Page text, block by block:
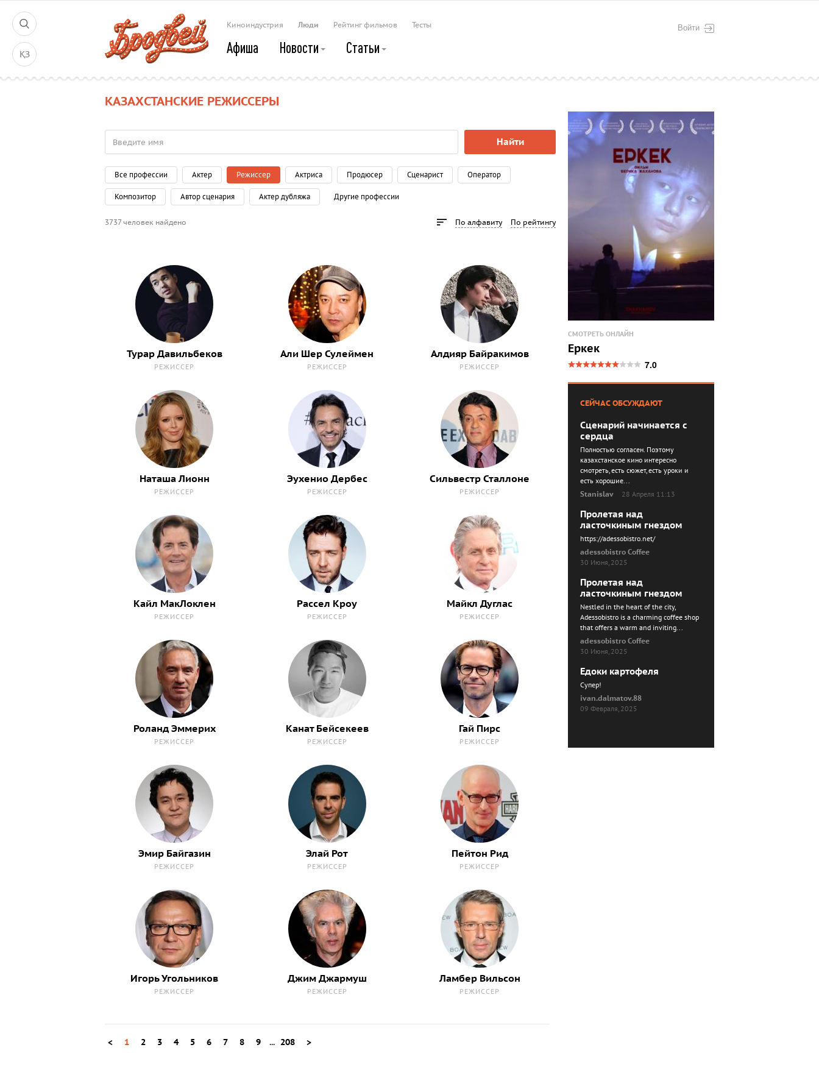
ҚЗ
Войти
Киноиндустрия Люди Рейтинг фильмов Тесты
Афиша Новости Статьи
КАЗАХСТАНСКИЕ РЕЖИССЕРЫ
Найти
Все профессии Актер Режиссер Актриса Продюсер Сценарист Оператор
Композитор Автор сценария Актер дубляжа Другие профессии
3737 человек найдено По алфавиту По рейтингу
Турар Давильбеков
РЕЖИССЕР
Али Шер Сулеймен
РЕЖИССЕР
Алдияр Байракимов
РЕЖИССЕР
Наташа Лионн
РЕЖИССЕР
Эухенио Дербес
РЕЖИССЕР
Сильвестр Сталлоне
РЕЖИССЕР
Кайл МакЛоклен
РЕЖИССЕР
Рассел Кроу
РЕЖИССЕР
Майкл Дуглас
РЕЖИССЕР
Роланд Эммерих
РЕЖИССЕР
Канат Бейсекеев
РЕЖИССЕР
Гай Пирс
РЕЖИССЕР
Эмир Байгазин
РЕЖИССЕР
Элай Рот
РЕЖИССЕР
Пейтон Рид
РЕЖИССЕР
Игорь Угольников
РЕЖИССЕР
Джим Джармуш
РЕЖИССЕР
Ламбер Вильсон
РЕЖИССЕР
СМОТРЕТЬ ОНЛАЙН
Еркек
7.0
СЕЙЧАС ОБСУЖДАЮТ
Сценарий начинается с
сердца
Полностью согласен. Поэтому
казахстанское кино интересно
смотреть, есть сюжет, есть уроки и
есть хорошие...
Stanislav
28 Апреля 11:13
Пролетая над
ласточкиным гнездом
https://adessobistro.net/
adessobistro Coffee
30 Июня, 2025
Пролетая над
ласточкиным гнездом
Nestled in the heart of the city,
Adessobistro is a charming coffee shop
that offers a warm and inviting...
adessobistro Coffee
30 Июня, 2025
Едоки картофеля
Cупер!
ivan.dalmatov.88
09 Февраля, 2025
< 1 2 3 4 5 6 7 8 9 ... 208 >